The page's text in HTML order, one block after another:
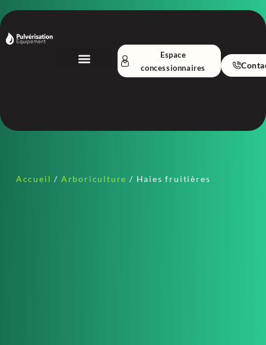
Espace
concessionnaires
Accueil / Arboriculture / Haies fruitières